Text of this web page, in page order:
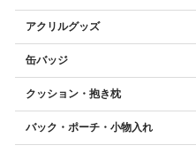
アクリルグッズ
缶バッジ
クッション・抱き枕
バック・ポーチ・小物入れ